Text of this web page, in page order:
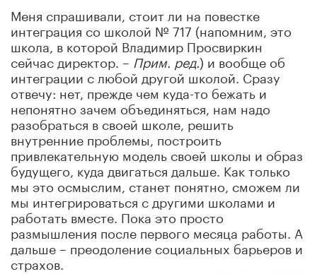
Меня спрашивали, стоит ли на повестке
интеграция со школой № 717 (напомним, это
школа, в которой Владимир Просвиркин
сейчас директор. – Прим. ред.) и вообще об
интеграции с любой другой школой. Сразу
отвечу: нет, прежде чем куда-то бежать и
непонятно зачем объединяться, нам надо
разобраться в своей школе, решить
внутренние проблемы, построить
привлекательную модель своей школы и образ
будущего, куда двигаться дальше. Как только
мы это осмыслим, станет понятно, сможем ли
мы интегрироваться с другими школами и
работать вместе. Пока это просто
размышления после первого месяца работы. А
дальше – преодоление социальных барьеров и
страхов.